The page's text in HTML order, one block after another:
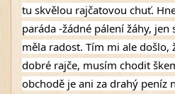
tu skvělou rajčatovou chuť.
paráda -žádné pálení žáhy,
měla radost. Tím mi ale došlo,
dobré rajče, musím chodit
obchodě je ani za drahý peníz